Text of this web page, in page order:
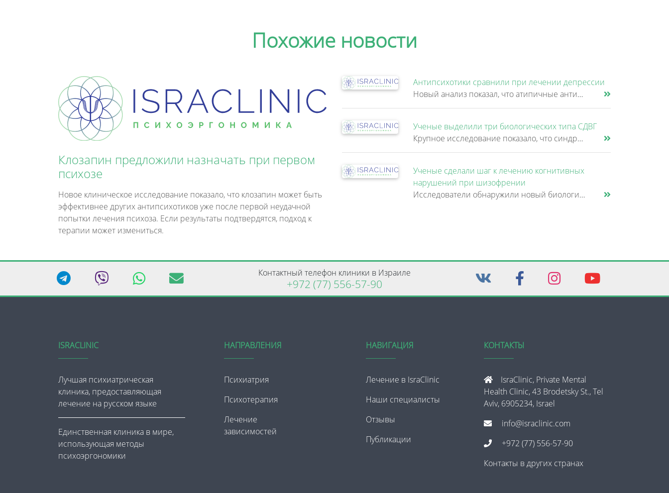
Похожие новости
Клозапин предложили назначать при первом
психозе
Новое клиническое исследование показало, что клозапин может быть
эффективнее других антипсихотиков уже после первой неудачной
попытки лечения психоза. Если результаты подтвердятся, подход к
терапии может измениться.
Антипсихотики сравнили при лечении депрессии
Новый анализ показал, что атипичные антипсихотики, которые иногда добавляют к антидепрессантам при большом депрессивном......
Ученые выделили три биологических типа СДВГ
Крупное исследование показало, что синдром дефицита внимания и гиперактивности (СДВГ) может включать не два, а три биоло......
Ученые сделали шаг к лечению когнитивных
нарушений при шизофрении
Исследователи обнаружили новый биологический механизм, который может быть связан с нарушением памяти и внимания при шизо......
Контактный телефон клиники в Израиле
+972 (77) 556-57-90
ISRACLINIC
Лучшая психиатрическая
клиника, предоставляющая
лечение на русском языке
Единственная клиника в мире,
использующая методы
психоэргономики
НАПРАВЛЕНИЯ
Психиатрия
Психотерапия
Лечение
зависимостей
НАВИГАЦИЯ
Лечение в IsraClinic
Наши специалисты
Отзывы
Публикации
КОНТАКТЫ
IsraClinic, Private Mental
Health Clinic, 43 Brodetsky St., Tel
Aviv, 6905234, Israel
info@israclinic.com
+972 (77) 556-57-90
Контакты в других странах